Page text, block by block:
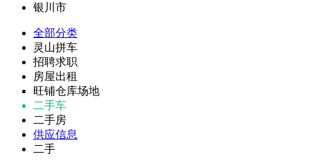
银川市
全部分类
灵山拼车
招聘求职
房屋出租
旺铺仓库场地
二手车
二手房
供应信息
二手